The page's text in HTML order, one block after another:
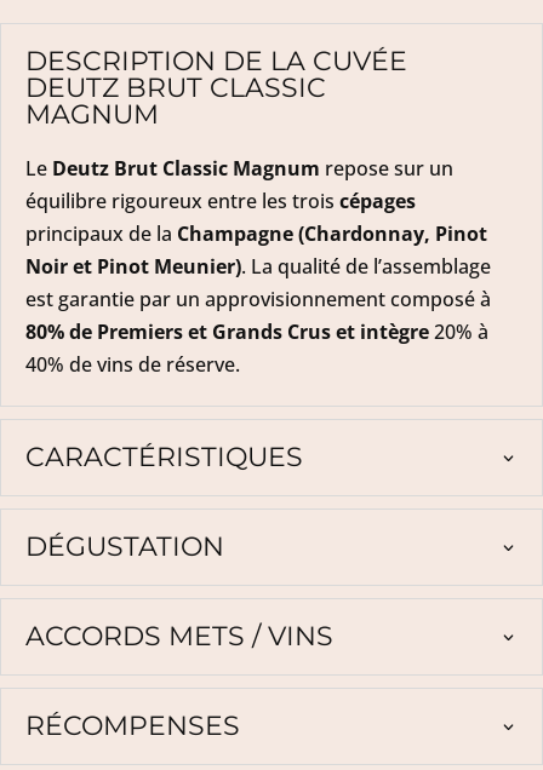
DESCRIPTION DE LA CUVÉE
DEUTZ BRUT CLASSIC
MAGNUM
Le Deutz Brut Classic Magnum repose sur un
équilibre rigoureux entre les trois cépages
principaux de la Champagne(Chardonnay, Pinot
Noir et Pinot Meunier). La qualité de l’assemblage
est garantie par un approvisionnement composé à
80% de Premiers et Grands Crus et intègre20% à
40% de vins de réserve.
CARACTÉRISTIQUES
DÉGUSTATION
ACCORDS METS / VINS
RÉCOMPENSES